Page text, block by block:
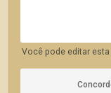
Você pode editar